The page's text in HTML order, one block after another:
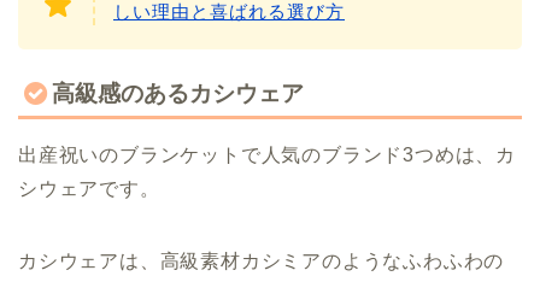
しい理由と喜ばれる選び方
高級感のあるカシウェア
出産祝いのブランケットで人気のブランド3つめは、カ
シウェアです。
カシウェアは、高級素材カシミアのようなふわふわの